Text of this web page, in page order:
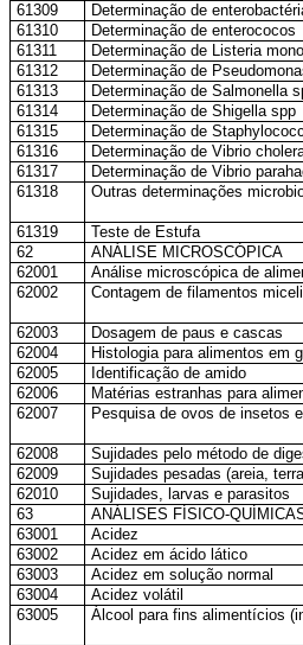
61309
Determinação de
61310
Determinação de enterococos
61311
Determinação de Listeria
61312
Determinação de
61313
Determinação de Salmonella
61314
Determinação de Shigella spp
61315
Determinação de
61316
Determinação de Vibrio
61317
Determinação de Vibrio
61318
Outras determinações
61319
Teste de Estufa
62
ANÁLISE MICROSCÓPICA
62001
Análise microscópica de
62002
Contagem de filamentos
62003
Dosagem de paus e cascas
62004
Histologia para alimentos em
62005
Identificação de amido
62006
Matérias estranhas para
62007
Pesquisa de ovos de insetos
62008
Sujidades pelo método de
62009
Sujidades pesadas (areia,
62010
Sujidades, larvas e parasitos
63
ANÁLISES FÍSICO-
63001
Acidez
63002
Acidez em ácido lático
63003
Acidez em solução normal
63004
Acidez volátil
63005
Álcool para fins alimentícios